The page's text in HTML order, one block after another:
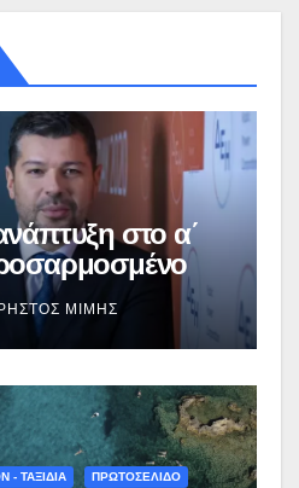
στο α΄
δισ.
ΜΊΜΗΣ
- ΤΑΞΙΔΙΑ ΠΡΩΤΟΣΕΛΙΔΟ